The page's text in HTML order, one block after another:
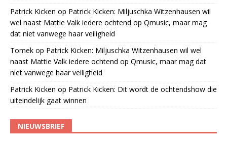
Patrick Kicken op Patrick Kicken: Miljuschka Witzenhausen wil
wel naast Mattie Valk iedere ochtend op Qmusic, maar mag
dat niet vanwege haar veiligheid
Tomek op Patrick Kicken: Miljuschka Witzenhausen wil wel
naast Mattie Valk iedere ochtend op Qmusic, maar mag dat
niet vanwege haar veiligheid
Patrick Kicken op Patrick Kicken: Dit wordt de ochtendshow die
uiteindelijk gaat winnen
NIEUWSBRIEF